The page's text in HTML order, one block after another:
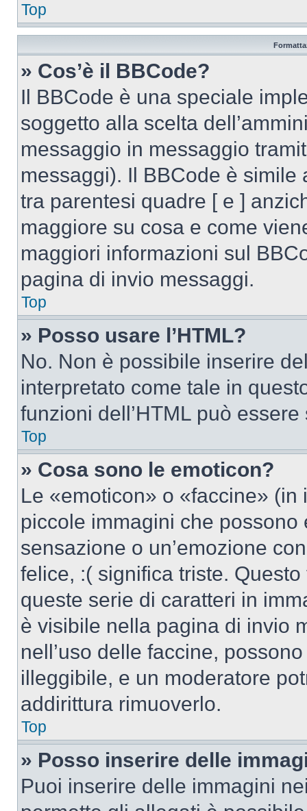
Top
» Cos’è il BBCode?
Il BBCode è una speciale
soggetto alla scelta
messaggio in messaggio
messaggi). Il BBCode è simile
tra parentesi quadre [ e ]
maggiore su cosa e come
maggiori informazioni sul
pagina di invio messaggi.
Top
» Posso usare l’HTML?
No. Non è possibile inserire
interpretato come tale in
funzioni dell’HTML può
Top
» Cosa sono le emoticon?
Le «emoticon» o «faccine»
piccole immagini che
sensazione o un’emozione
felice, :( significa triste.
queste serie di caratteri in
è visibile nella pagina di invio
nell’uso delle faccine,
illeggibile, e un moderatore
addirittura rimuoverlo.
Top
» Posso inserire delle
Puoi inserire delle immagini